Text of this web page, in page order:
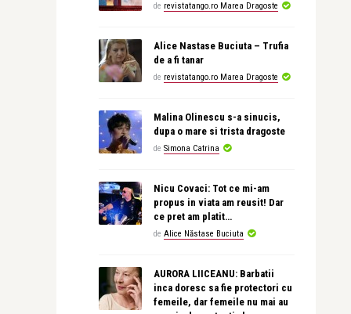
de revistatango.ro Marea Dragoste
Alice Nastase Buciuta – Trufia
de a fi tanar
de revistatango.ro Marea Dragoste
Malina Olinescu s-a sinucis,
dupa o mare si trista dragoste
de Simona Catrina
Nicu Covaci: Tot ce mi-am
propus in viata am reusit! Dar
ce pret am platit…
de Alice Năstase Buciuta
AURORA LIICEANU: Barbatii
inca doresc sa fie protectori cu
femeile, dar femeile nu mai au